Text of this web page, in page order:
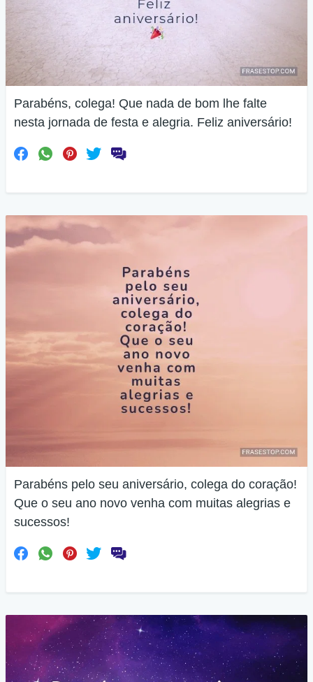
Parabéns, colega! Que nada de bom lhe falte
nesta jornada de festa e alegria. Feliz aniversário!
Parabéns pelo seu aniversário, colega do coração!
Que o seu ano novo venha com muitas alegrias e
sucessos!